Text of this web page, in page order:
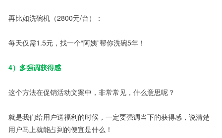
再比如洗碗机（2800元/台）：
每天仅需1.5元，找一个“阿姨”帮你洗碗5年！
4）多强调获得感
这个方法在促销活动文案中，非常常见，什么意思呢？
就是我们给用户送福利的时候，一定要强调当下的获得感，说清楚
用户马上就能占到的便宜是什么！